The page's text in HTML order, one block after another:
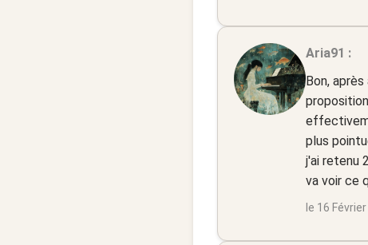
Aria91 :
Bon,
plus
j'ai retenu
va voir ce
le 16